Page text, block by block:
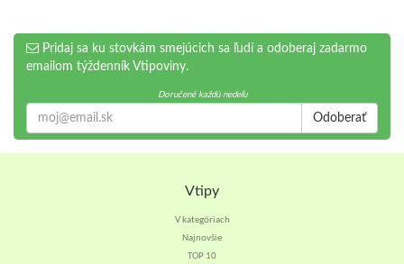
Pridaj sa ku stovkám smejúcich sa ľudí a odoberaj zadarmo
emailom týždenník Vtipoviny.
Doručené každú nedeľu
Odoberať
Vtipy
V kategóriach
Najnovšie
TOP 10